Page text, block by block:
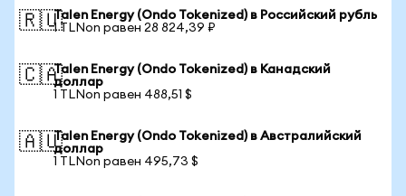
🇷🇺Talen Energy (Ondo Tokenized) в Российский рубль
1 TLNon равен 28 824,39 ₽
🇨🇦Talen Energy (Ondo Tokenized) в Канадский
доллар
1 TLNon равен 488,51 $
🇦🇺Talen Energy (Ondo Tokenized) в Австралийский
доллар
1 TLNon равен 495,73 $